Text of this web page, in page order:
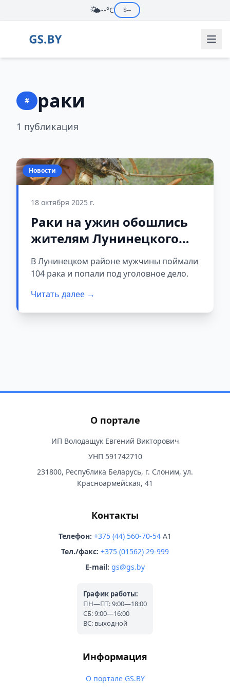
🌤️--°C $--
# раки
1 публикация
Новости
18 октября 2025 г.
Раки на ужин обошлись
жителям Лунинецкого
района более чем в 6
тысяч рублей
В Лунинецком районе мужчины поймали
104 рака и попали под уголовное дело.
Читать далее →
О портале
ИП Володащук Евгений Викторович
УНП 591742710
231800, Республика Беларусь, г. Слоним, ул.
Красноармейская, 41
Контакты
Телефон: +375 (44) 560-70-54 A1
Тел./факс: +375 (01562) 29-999
E-mail: gs@gs.by
График работы:
ПН—ПТ: 9:00—18:00
СБ: 9:00—16:00
ВС: выходной
Информация
О портале GS.BY